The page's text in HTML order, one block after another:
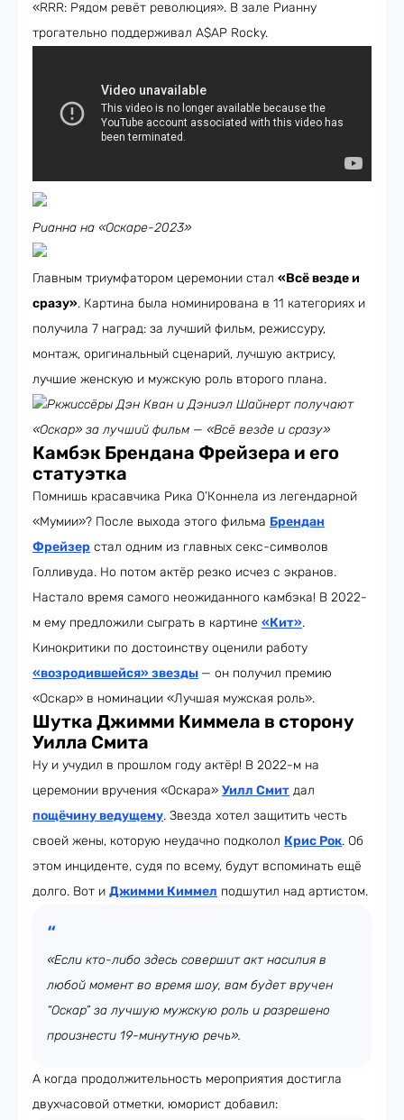
«RRR: Рядом ревёт революция». В зале Рианну
трогательно поддерживал A$AP Rocky.
Рианна на «Оскаре-2023»
Главным триумфатором церемонии стал «Всё везде и
сразу». Картина была номинирована в 11 категориях и
получила 7 наград: за лучший фильм, режиссуру,
монтаж, оригинальный сценарий, лучшую актрису,
лучшие женскую и мужскую роль второго плана.
Ркжиссёры Дэн Кван и Дэниэл Шайнерт получают
«Оскар» за лучший фильм — «Всё везде и сразу»
Камбэк Брендана Фрейзера и его
статуэтка
Помнишь красавчика Рика О’Коннела из легендарной
«Мумии»? После выхода этого фильма Брендан
Фрейзер стал одним из главных секс-символов
Голливуда. Но потом актёр резко исчез с экранов.
Настало время самого неожиданного камбэка! В 2022-
м ему предложили сыграть в картине «Кит».
Кинокритики по достоинству оценили работу
«возродившейся» звезды — он получил премию
«Оскар» в номинации «Лучшая мужская роль».
Шутка Джимми Киммела в сторону
Уилла Смита
Ну и учудил в прошлом году актёр! В 2022-м на
церемонии вручения «Оскара» Уилл Смит дал
пощёчину ведущему. Звезда хотел защитить честь
своей жены, которую неудачно подколол Крис Рок. Об
этом инциденте, судя по всему, будут вспоминать ещё
долго. Вот и Джимми Киммел подшутил над артистом.
«Если кто-либо здесь совершит акт насилия в
любой момент во время шоу, вам будет вручен
“Оскар” за лучшую мужскую роль и разрешено
произнести 19-минутную речь».
А когда продолжительность мероприятия достигла
двухчасовой отметки, юморист добавил: